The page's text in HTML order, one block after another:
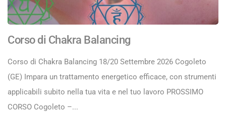
Corso di Chakra Balancing
Corso di Chakra Balancing 18/20 Settembre 2026 Cogoleto
(GE) Impara un trattamento energetico efficace, con strumenti
applicabili subito nella tua vita e nel tuo lavoro PROSSIMO
CORSO Cogoleto –...